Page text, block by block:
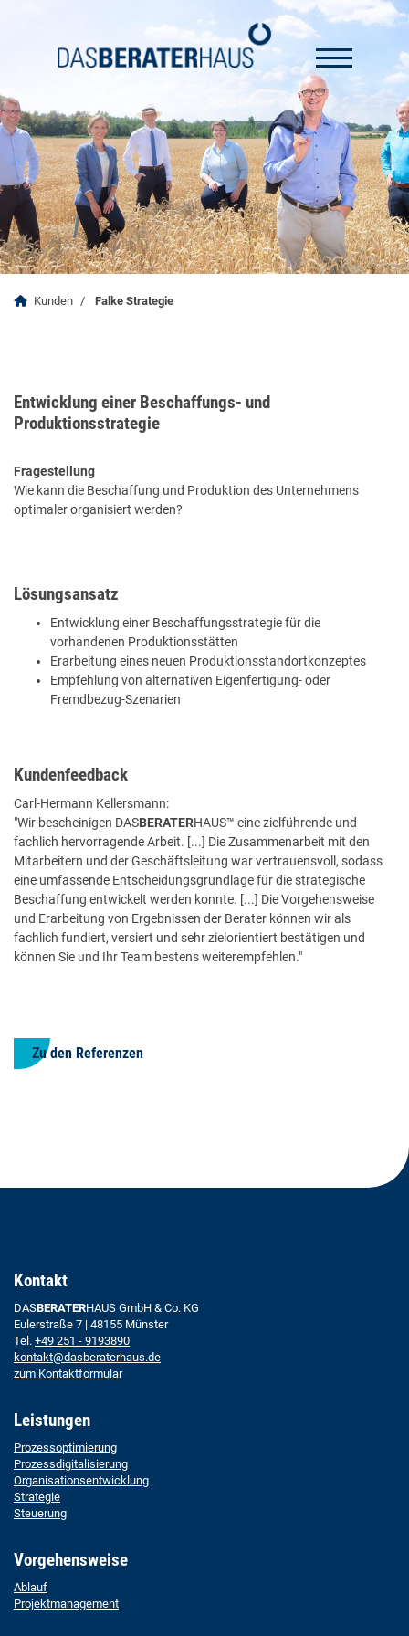
Kunden Falke Strategie
Entwicklung einer Beschaffungs- und
Produktionsstrategie
Fragestellung
Wie kann die Beschaffung und Produktion des Unternehmens
optimaler organisiert werden?
Lösungsansatz
Entwicklung einer Beschaffungsstrategie für die
vorhandenen Produktionsstätten
Erarbeitung eines neuen Produktionsstandortkonzeptes
Empfehlung von alternativen Eigenfertigung- oder
Fremdbezug-Szenarien
Kundenfeedback
Carl-Hermann Kellersmann:
"Wir bescheinigen DASBERATERHAUS™ eine zielführende und
fachlich hervorragende Arbeit. [...] Die Zusammenarbeit mit den
Mitarbeitern und der Geschäftsleitung war vertrauensvoll, sodass
eine umfassende Entscheidungsgrundlage für die strategische
Beschaffung entwickelt werden konnte. [...] Die Vorgehensweise
und Erarbeitung von Ergebnissen der Berater können wir als
fachlich fundiert, versiert und sehr zielorientiert bestätigen und
können Sie und Ihr Team bestens weiterempfehlen."
Zu den Referenzen
Kontakt
DASBERATERHAUS GmbH & Co. KG
Eulerstraße 7 | 48155 Münster
Tel. +49 251 - 9193890
kontakt@dasberaterhaus.de
zum Kontaktformular
Leistungen
Prozessoptimierung
Prozessdigitalisierung
Organisationsentwicklung
Strategie
Steuerung
Vorgehensweise
Ablauf
Projektmanagement